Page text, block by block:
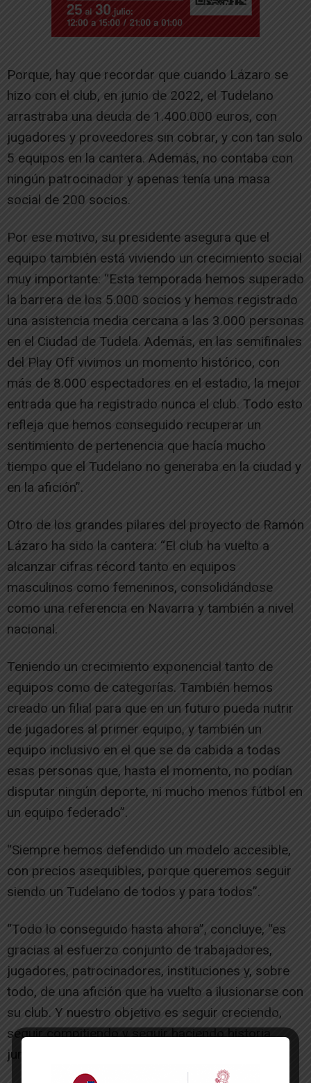
Porque, hay que recordar que cuando Lázaro se
hizo con el club, en junio de 2022, el Tudelano
arrastraba una deuda de 1.400.000 euros, con
jugadores y proveedores sin cobrar, y con tan solo
5 equipos en la cantera. Además, no contaba con
ningún patrocinador y apenas tenía una masa
social de 200 socios.
Por ese motivo, su presidente asegura que el
equipo también está viviendo un crecimiento social
muy importante: “Esta temporada hemos superado
la barrera de los 5.000 socios y hemos registrado
una asistencia media cercana a las 3.000 personas
en el Ciudad de Tudela. Además, en las semifinales
del Play Off vivimos un momento histórico, con
más de 8.000 espectadores en el estadio, la mejor
entrada que ha registrado nunca el club. Todo esto
refleja que hemos conseguido recuperar un
sentimiento de pertenencia que hacía mucho
tiempo que el Tudelano no generaba en la ciudad y
en la afición”.
Otro de los grandes pilares del proyecto de Ramón
Lázaro ha sido la cantera: “El club ha vuelto a
alcanzar cifras récord tanto en equipos
masculinos como femeninos, consolidándose
como una referencia en Navarra y también a nivel
nacional.
Teniendo un crecimiento exponencial tanto de
equipos como de categorías. También hemos
creado un filial para que en un futuro pueda nutrir
de jugadores al primer equipo, y también un
equipo inclusivo en el que se da cabida a todas
esas personas que, hasta el momento, no podían
disputar ningún deporte, ni mucho menos fútbol en
un equipo federado”.
“Siempre hemos defendido un modelo accesible,
con precios asequibles, porque queremos seguir
siendo un Tudelano de todos y para todos”.
“Todo lo conseguido hasta ahora”, concluye, “es
gracias al esfuerzo conjunto de trabajadores,
jugadores, patrocinadores, instituciones y, sobre
todo, de una afición que ha vuelto a ilusionarse con
su club. Y nuestro objetivo es seguir creciendo,
seguir compitiendo y seguir haciendo historia
juntos».